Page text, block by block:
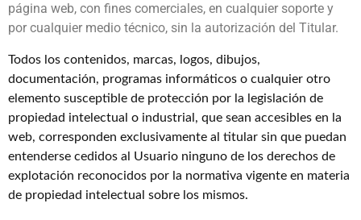
página web, con fines comerciales, en cualquier soporte y
por cualquier medio técnico, sin la autorización del Titular.
Todos los contenidos, marcas, logos, dibujos,
documentación, programas informáticos o cualquier otro
elemento susceptible de protección por la legislación de
propiedad intelectual o industrial, que sean accesibles en la
web, corresponden exclusivamente al titular sin que puedan
entenderse cedidos al Usuario ninguno de los derechos de
explotación reconocidos por la normativa vigente en materia
de propiedad intelectual sobre los mismos.